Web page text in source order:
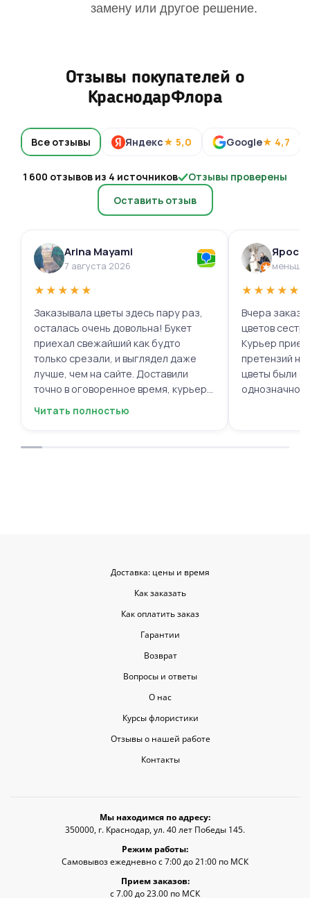
замену или другое решение.
Отзывы покупателей о
КраснодарФлора
Все отзывы Яндекс★ 5,0 Google★ 4,7
1 600 отзывов из 4 источников
Отзывы проверены
Оставить отзыв
Arina Mayami
7 августа 2026
★★★★★
Заказывала цветы здесь пару раз,
осталась очень довольна! Букет
приехал свежайший как будто
только срезали, и выглядел даже
лучше, чем на сайте. Доставили
точно в оговоренное время, курьер
вежливый, ещё и открытку с тёплыми
приятными. Однозначно буду
Читать полностью
меньше
★★★★★
Вчера
цветов
Курьер
претензий
цветы были
однозначно.
Доставка: цены и время
Как заказать
Как оплатить заказ
Гарантии
Возврат
Вопросы и ответы
О нас
Курсы флористики
Отзывы о нашей работе
Контакты
Мы находимся по адресу:
350000, г. Краснодар, ул. 40 лет Победы 145.
Режим работы:
Самовывоз ежедневно с 7:00 до 21:00 по МСК
Прием заказов:
с 7.00 до 23.00 по МСК